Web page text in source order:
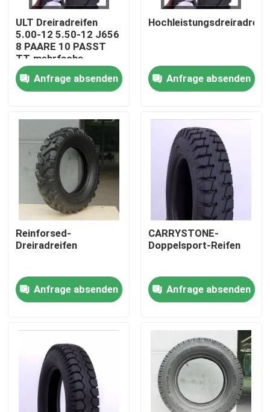
Startseite
Über uns
Fabrik Tour
Qualitätskontrolle
Nachrichten
Alle Fälle
Motorrad-Rohr-Reifen
Straßen-Motorrad-Reifen
ULT Dreiradreifen
5.00-12 5.50-12 J656
8 PAARE 10 PASST
TT-mehrfache
Soemaggressive
Doppelsport-Reifen
zusammen
Anfrage absenden Anfrage absenden
Reinforsed-
Dreiradreifen
Anfrage absenden
CARRYSTONE-
Doppelsport-Reifen
Anfrage absenden